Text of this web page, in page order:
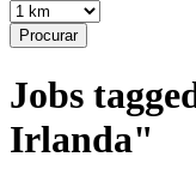
Procurar
Jobs
Irlanda"